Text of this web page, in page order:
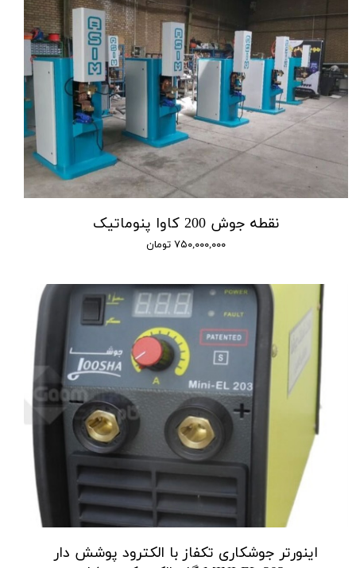
نقطه جوش 200 کاوا پنوماتیک
۷۵۰,۰۰۰,۰۰۰ تومان
اینورتر جوشکاری تکفاز با الکترود پوشش دار